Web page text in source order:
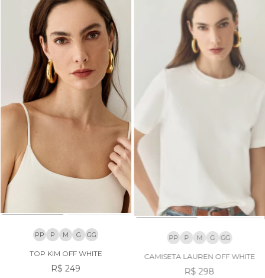
PP P M G GG
TOP KIM OFF WHITE
R$ 249
PP P M G GG
CAMISETA LAUREN OFF WHITE
R$ 298